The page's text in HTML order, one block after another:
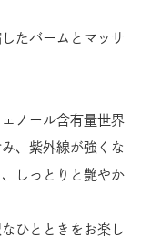
たバームとマッサ
ノール含有量世界
、紫外線が強くな
しっとりと艶やか
ひとときをお楽し